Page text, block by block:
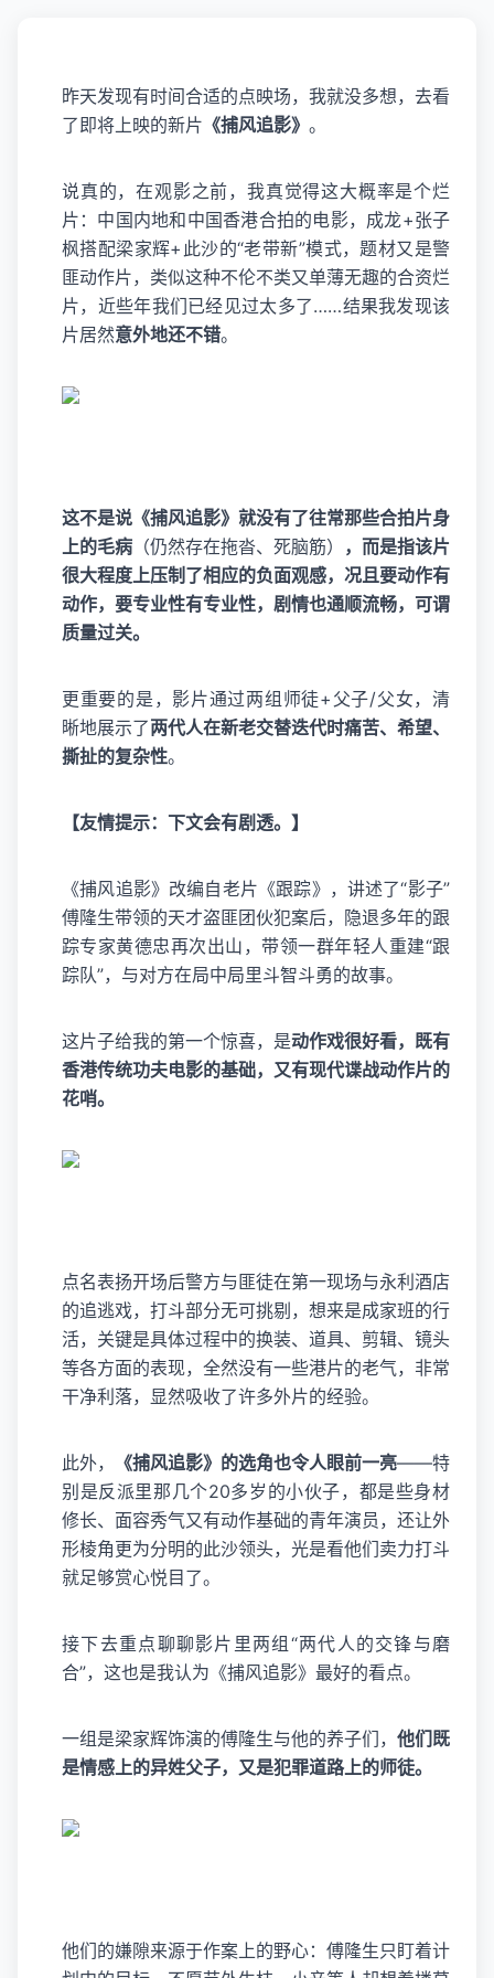
昨天发现有时间合适的点映场，我就没多想，去看
了即将上映的新片 《捕风追影》 。
说真的，在观影之前，我真觉得这大概率是个烂
片：中国内地和中国香港合拍的电影，成龙+张子
枫搭配梁家辉+此沙的“老带新”模式，题材又是警
匪动作片，类似这种不伦不类又单薄无趣的合资烂
片，近些年我们已经见过太多了……结果我发现该
片居然意外地还不错。
这不是说《捕风追影》就没有了往常那些合拍片身
上的毛病 （仍然存在拖沓、死脑筋） ，而是指该片
很大程度上压制了相应的负面观感，况且要动作有
动作，要专业性有专业性，剧情也通顺流畅，可谓
质量过关。
更重要的是，影片通过两组师徒+父子/父女，清
晰地展示了两代人在新老交替迭代时痛苦、希望、
撕扯的复杂性。
【友情提示：下文会有剧透。】
《捕风追影》改编自老片《跟踪》，讲述了“影子”
傅隆生带领的天才盗匪团伙犯案后，隐退多年的跟
踪专家黄德忠再次出山，带领一群年轻人重建“跟
踪队”，与对方在局中局里斗智斗勇的故事。
这片子给我的第一个惊喜，是动作戏很好看，既有
香港传统功夫电影的基础，又有现代谍战动作片的
花哨。
点名表扬开场后警方与匪徒在第一现场与永利酒店
的追逃戏，打斗部分无可挑剔，想来是成家班的行
活，关键是具体过程中的换装、道具、剪辑、镜头
等各方面的表现，全然没有一些港片的老气，非常
干净利落，显然吸收了许多外片的经验。
此外， 《捕风追影》的选角也令人眼前一亮——特
别是反派里那几个20多岁的小伙子，都是些身材
修长、面容秀气又有动作基础的青年演员，还让外
形棱角更为分明的此沙领头，光是看他们卖力打斗
就足够赏心悦目了。
接下去重点聊聊影片里两组“两代人的交锋与磨
合”，这也是我认为《捕风追影》最好的看点。
一组是梁家辉饰演的傅隆生与他的养子们， 他们既
是情感上的异姓父子，又是犯罪道路上的师徒。
他们的嫌隙来源于作案上的野心：傅隆生只盯着计